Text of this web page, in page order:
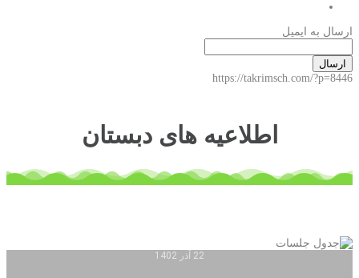
ارسال به ایمیل
ارسال
https://takrimsch.com/?p=8446
اطلاعیه های دبستان
22 آذر 1402